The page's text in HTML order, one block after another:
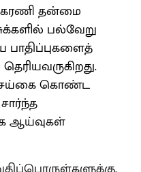
தன்மை
பல்வேறு
செய்கை கொண்ட
ஆய்வுகள்